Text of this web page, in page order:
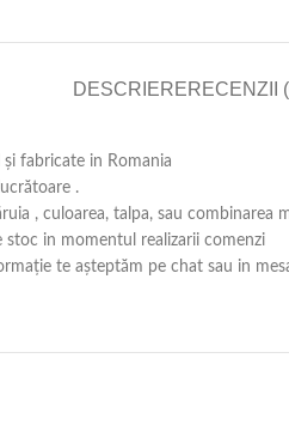
DESCRIERERECENZII
fabricate in Romania
.
, culoarea, talpa, sau combinarea
stoc in momentul realizarii comenzi
te așteptăm pe chat sau in